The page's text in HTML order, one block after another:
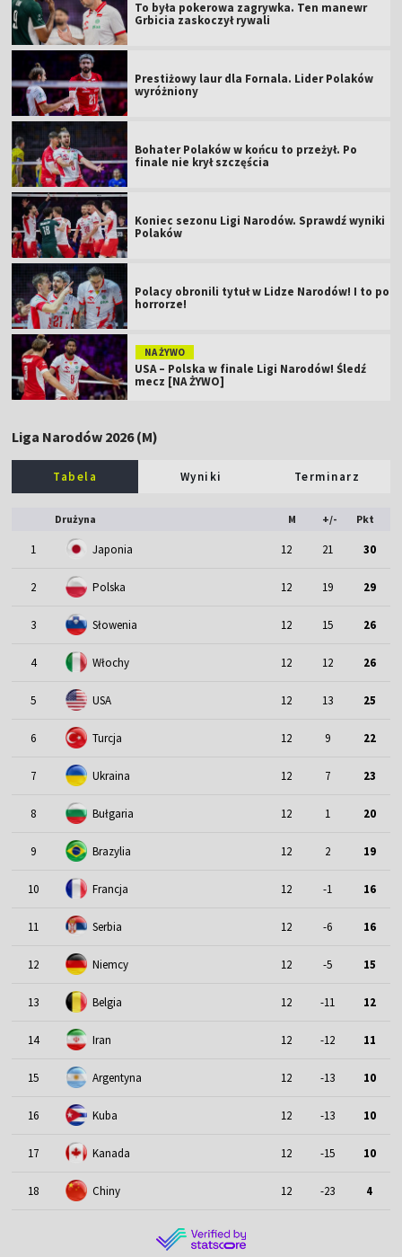
To była pokerowa zagrywka. Ten manewr
Grbicia zaskoczył rywali
Prestiżowy laur dla Fornala. Lider Polaków
wyróżniony
Bohater Polaków w końcu to przeżył. Po
finale nie krył szczęścia
Koniec sezonu Ligi Narodów. Sprawdź wyniki
Polaków
Polacy obronili tytuł w Lidze Narodów! I to po
horrorze!
NA ŻYWO
USA – Polska w finale Ligi Narodów! Śledź
mecz [NA ŻYWO]
Liga Narodów 2026 (M)
Tabela Wyniki Terminarz
Drużyna M +/- Pkt
1 Japonia 12 21 30
2 Polska 12 19 29
3 Słowenia 12 15 26
4 Włochy 12 12 26
5 USA 12 13 25
6 Turcja 12 9 22
7 Ukraina 12 7 23
8 Bułgaria 12 1 20
9 Brazylia 12 2 19
10 Francja 12 -1 16
11 Serbia 12 -6 16
12 Niemcy 12 -5 15
13 Belgia 12 -11 12
14 Iran 12 -12 11
15 Argentyna 12 -13 10
16 Kuba 12 -13 10
17 Kanada 12 -15 10
18 Chiny 12 -23 4